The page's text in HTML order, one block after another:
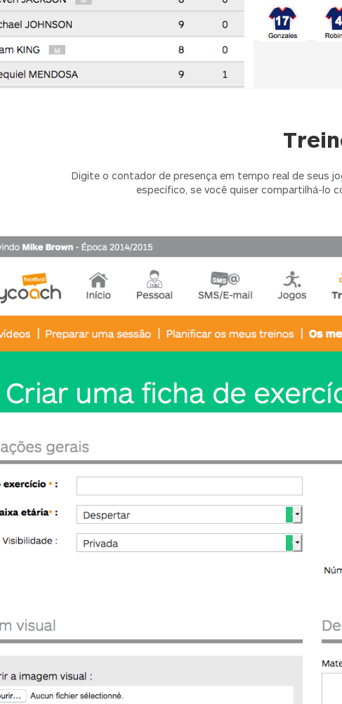
Digite o contador de presença em tempo real de seus
específico, se você quiser compartilhá-lo